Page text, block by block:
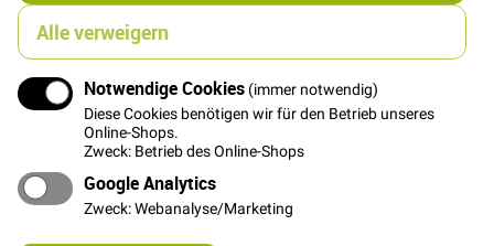
Alle verweigern
Notwendige Cookies (immer notwendig)
Diese Cookies benötigen wir für den Betrieb unseres
Online-Shops.
Zweck: Betrieb des Online-Shops
Google Analytics
Zweck: Webanalyse/Marketing
In den Warenkorb
Details
Dieser dünne Sweatshirtstoff ist sehr elastisch und auf